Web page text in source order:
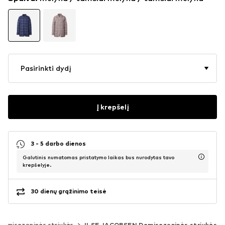
Pasirinkti dydį
Į krepšelį
3 - 5 darbo dienos
Galutinis numatomas pristatymo laikas bus nurodytas tavo
krepšelyje.
30 dienų grąžinimo teisė